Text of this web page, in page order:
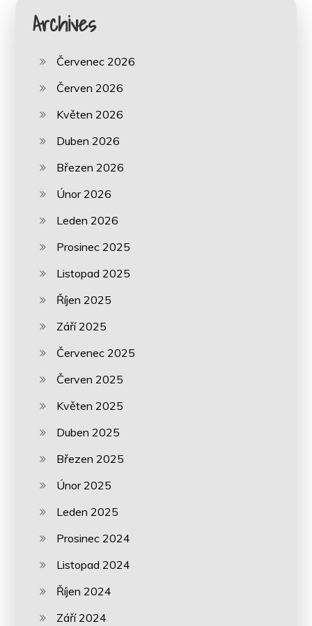
Archives
Červenec 2026
Červen 2026
Květen 2026
Duben 2026
Březen 2026
Únor 2026
Leden 2026
Prosinec 2025
Listopad 2025
Říjen 2025
Září 2025
Červenec 2025
Červen 2025
Květen 2025
Duben 2025
Březen 2025
Únor 2025
Leden 2025
Prosinec 2024
Listopad 2024
Říjen 2024
Září 2024